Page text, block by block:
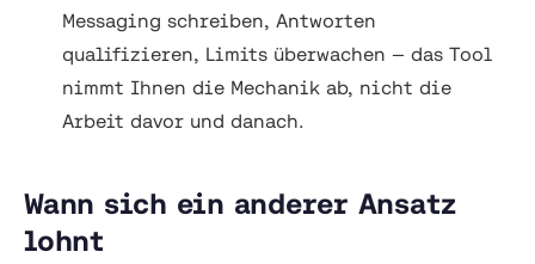
Messaging schreiben, Antworten
qualifizieren, Limits überwachen — das Tool
nimmt Ihnen die Mechanik ab, nicht die
Arbeit davor und danach.
Wann sich ein anderer Ansatz
lohnt